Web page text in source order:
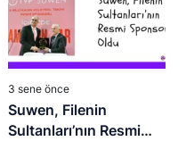
3 sene önce
Suwen, Filenin
Sultanları’nın Resmi